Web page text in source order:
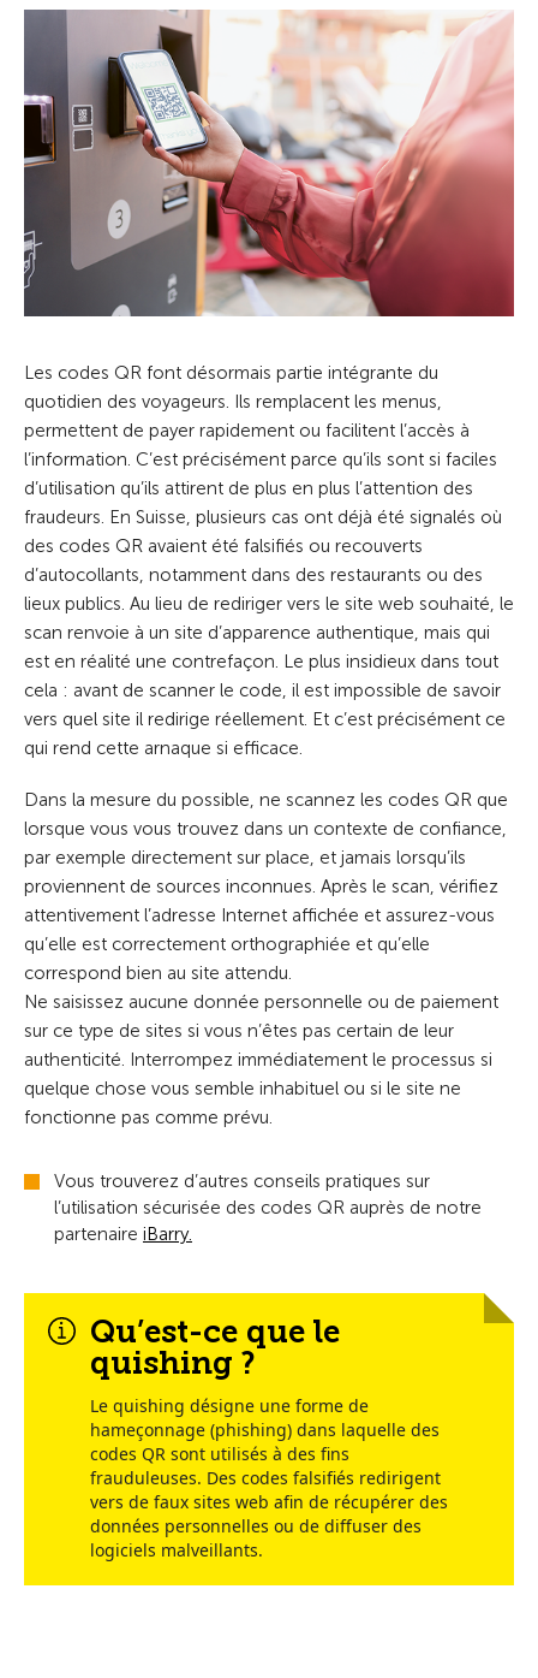
Les codes QR font désormais partie intégrante du
quotidien des voyageurs. Ils remplacent les menus,
permettent de payer rapidement ou facilitent l’accès à
l’information. C’est précisément parce qu’ils sont si faciles
d’utilisation qu’ils attirent de plus en plus l’attention des
fraudeurs. En Suisse, plusieurs cas ont déjà été signalés où
des codes QR avaient été falsifiés ou recouverts
d’autocollants, notamment dans des restaurants ou des
lieux publics. Au lieu de rediriger vers le site web souhaité, le
scan renvoie à un site d’apparence authentique, mais qui
est en réalité une contrefaçon. Le plus insidieux dans tout
cela : avant de scanner le code, il est impossible de savoir
vers quel site il redirige réellement. Et c’est précisément ce
qui rend cette arnaque si efficace.
Dans la mesure du possible, ne scannez les codes QR que
lorsque vous vous trouvez dans un contexte de confiance,
par exemple directement sur place, et jamais lorsqu’ils
proviennent de sources inconnues. Après le scan, vérifiez
attentivement l’adresse Internet affichée et assurez-vous
qu’elle est correctement orthographiée et qu’elle
correspond bien au site attendu.
Ne saisissez aucune donnée personnelle ou de paiement
sur ce type de sites si vous n’êtes pas certain de leur
authenticité. Interrompez immédiatement le processus si
quelque chose vous semble inhabituel ou si le site ne
fonctionne pas comme prévu.
Vous trouverez d’autres conseils pratiques sur
l’utilisation sécurisée des codes QR auprès de notre
partenaire iBarry.
Qu’est-ce que le
quishing ?
Le quishing désigne une forme de
hameçonnage (phishing) dans laquelle des
codes QR sont utilisés à des fins
frauduleuses. Des codes falsifiés redirigent
vers de faux sites web afin de récupérer des
données personnelles ou de diffuser des
logiciels malveillants.